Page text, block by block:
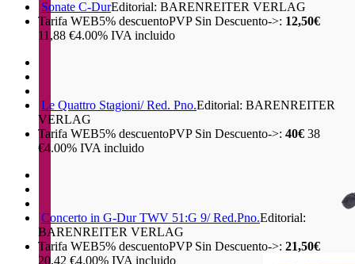
Sonate C-DurEditorial: BARENREITER VERLAG
Tarifa WEB5% descuentoPVP Sin Descuento->: 12,50€
11,88 €4.00% IVA incluido
Le Quattro Stagioni/ Red. Pno.Editorial: BARENREITER
VERLAG
Tarifa WEB5% descuentoPVP Sin Descuento->: 40€ 38
€4.00% IVA incluido
Concerto in G-Dur TWV 51:G 9/ Red.Pno.Editorial:
BARENREITER VERLAG
Tarifa WEB5% descuentoPVP Sin Descuento->: 21,50€
20,42 €4.00% IVA incluido